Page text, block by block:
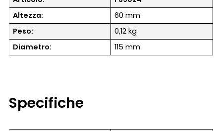
Altezza:
60 mm
Peso:
0,12 kg
Diametro:
115 mm
Specifiche